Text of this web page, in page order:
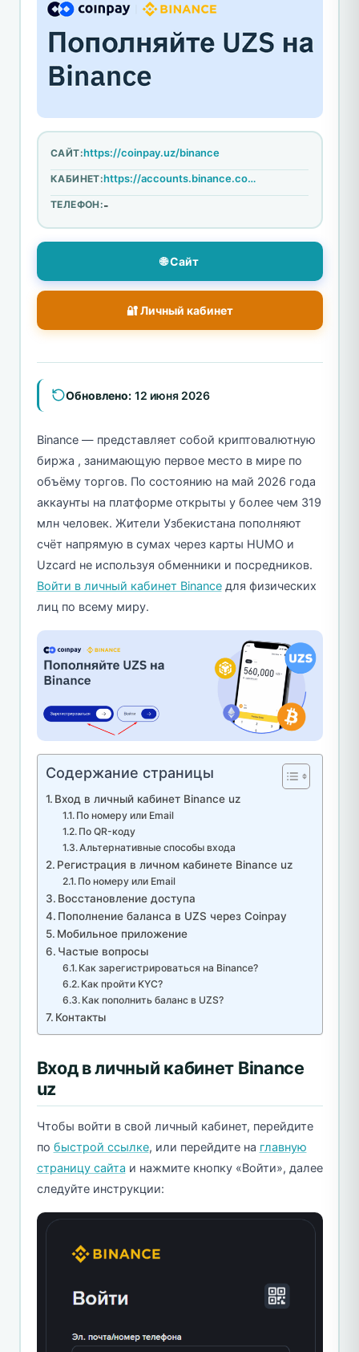
САЙТ:https://coinpay.uz/binance
КАБИНЕТ: https://accounts.binance.com/ru/login?loginChannel=&return_to=
ТЕЛЕФОН:-
🌐 Сайт
🔐 Личный кабинет
Обновлено: 12 июня 2026
Binance — представляет собой криптовалютную
биржа , занимающую первое место в мире по
объёму торгов. По состоянию на май 2026 года
аккаунты на платформе открыты у более чем 319
млн человек. Жители Узбекистана пополняют
счёт напрямую в сумах через карты HUMO и
Uzcard не используя обменники и посредников.
Войти в личный кабинет Binanceдля физических
лиц по всему миру.
Содержание страницы
Вход в личный кабинет Binance uz
По номеру или Email
По QR-коду
Альтернативные способы входа
Регистрация в личном кабинете Binance uz
По номеру или Email
Восстановление доступа
Пополнение баланса в UZS через Coinpay
Мобильное приложение
Частые вопросы
Как зарегистрироваться на Binance?
Как пройти KYC?
Как пополнить баланс в UZS?
Контакты
Вход в личный кабинет Binance
uz
Чтобы войти в свой личный кабинет, перейдите
по быстрой ссылке, или перейдите на главную
страницу сайта и нажмите кнопку «Войти», далее
следуйте инструкции: